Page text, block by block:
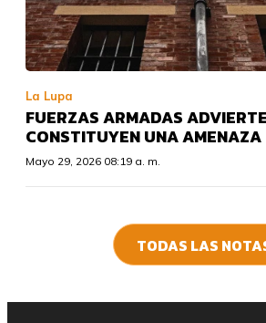
La Lupa
FUERZAS ARMADAS
CONSTITUYEN UNA AMENAZA
Mayo 29, 2026 08:19 a. m.
TODAS LAS